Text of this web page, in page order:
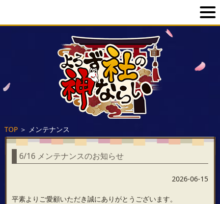
TOP＞ メンテナンス
6/16 メンテナンスのお知らせ
2026-06-15
平素よりご愛顧いただき誠にありがとうございます。